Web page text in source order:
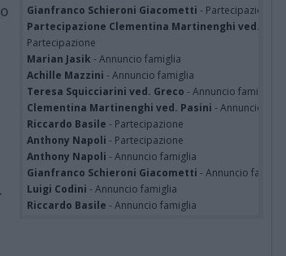
Gianfranco Schieroni Giacometti - Partecipazione
Partecipazione Clementina Martinenghi ved.
Partecipazione
Marian Jasik - Annuncio famiglia
Achille Mazzini - Annuncio famiglia
Teresa Squicciarini ved. Greco - Annuncio famiglia
Clementina Martinenghi ved. Pasini - Annuncio
Riccardo Basile - Partecipazione
Anthony Napoli - Partecipazione
Anthony Napoli - Annuncio famiglia
Gianfranco Schieroni Giacometti - Annuncio famiglia
Luigi Codini - Annuncio famiglia
Riccardo Basile - Annuncio famiglia